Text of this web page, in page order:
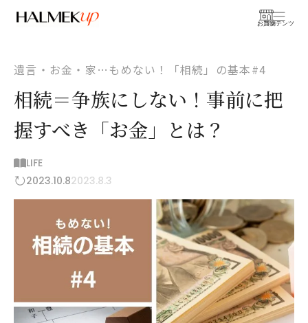
お買物
コンテンツ
遺言・お金・家…もめない！「相続」の基本#4
相続＝争族にしない！事前に把
握すべき「お金」とは？
LIFE
2023.10.82023.8.3